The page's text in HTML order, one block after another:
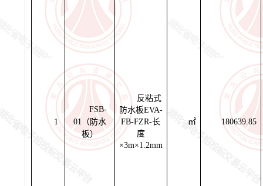
1
FSB-
01（防水
板）
反粘式
防水板EVA-
FB-FZR-长
度
×3m×1.2mm
㎡ 180639.85